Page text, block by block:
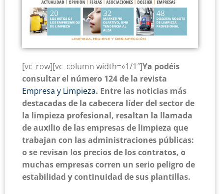
[vc_row][vc_column width=»1/1″]Ya podéis
consultar el número 124 de la revista
Empresa y Limpieza. Entre las noticias más
destacadas de la cabecera líder del sector de
la limpieza profesional, resaltan la llamada
de auxilio de las empresas de limpieza que
trabajan con las administraciones públicas:
o se revisan los precios de los contratos, o
muchas empresas corren un serio peligro de
estabilidad y continuidad de sus plantillas.